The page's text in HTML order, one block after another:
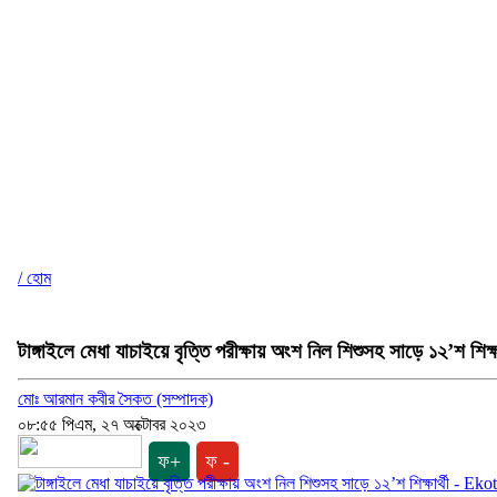
/ হোম
টাঙ্গাইলে মেধা যাচাইয়ে বৃত্তি পরীক্ষায় অংশ নিল শিশুসহ সাড়ে ১২’শ
মোঃ আরমান কবীর সৈকত (সম্পাদক)
০৮:৫৫ পিএম, ২৭ অক্টোবর ২০২৩
ফ+ ফ -